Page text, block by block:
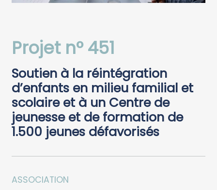
Projet n° 451
Soutien à la réintégration
d’enfants en milieu familial et
scolaire et à un Centre de
jeunesse et de formation de
1.500 jeunes défavorisés
ASSOCIATION